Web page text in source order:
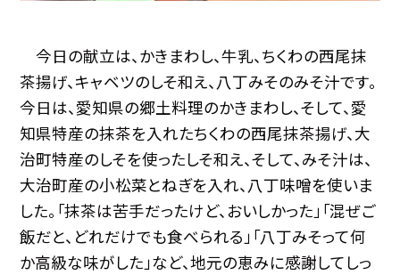
今日の献立は、かきまわし、牛乳、ちくわの西尾抹
茶揚げ、キャベツのしそ和え、八丁みそのみそ汁です。
今日は、愛知県の郷土料理のかきまわし、そして、愛
知県特産の抹茶を入れたちくわの西尾抹茶揚げ、大
治町特産のしそを使ったしそ和え、そして、みそ汁は、
大治町産の小松菜とねぎを入れ、八丁味噌を使いま
した。「抹茶は苦手だったけど、おいしかった」「混ぜご
飯だと、どれだけでも食べられる」「八丁みそって何
か高級な味がした」など、地元の恵みに感謝してしっ